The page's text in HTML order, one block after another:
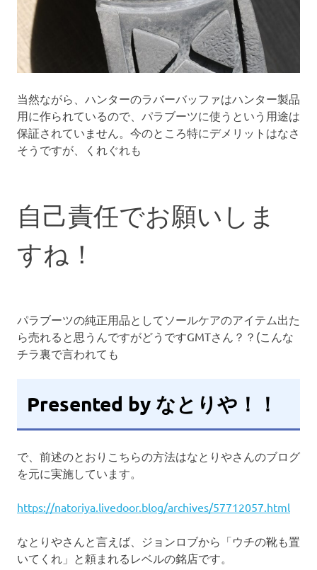
当然ながら、ハンターのラバーバッファはハンター製品
用に作られているので、パラブーツに使うという用途は
保証されていません。今のところ特にデメリットはなさ
そうですが、くれぐれも
自己責任でお願いしま
すね！
パラブーツの純正用品としてソールケアのアイテム出た
ら売れると思うんですがどうですGMTさん？？(こんな
チラ裏で言われても
Presented by なとりや！！
で、前述のとおりこちらの方法はなとりやさんのブログ
を元に実施しています。
https://natoriya.livedoor.blog/archives/57712057.html
なとりやさんと言えば、ジョンロブから「ウチの靴も置
いてくれ」と頼まれるレベルの銘店です。